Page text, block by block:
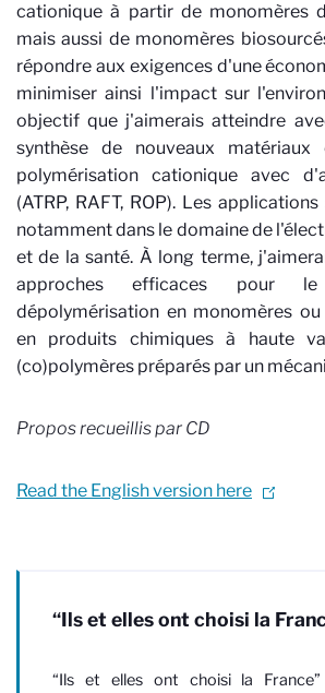
cationique à partir de monomères
mais aussi de monomères
répondre aux exigences d'une
minimiser ainsi l'impact sur
objectif que j'aimerais atteindre
synthèse de nouveaux
polymérisation cationique avec
(ATRP, RAFT, ROP). Les
notamment dans le domaine de
et de la santé. À long terme,
approches efficaces pour
dépolymérisation en monomères
en produits chimiques à haute
(co)polymères préparés par un
Propos recueillis par CD
Read the English version here
“Ils et elles ont choisi la
“Ils et elles ont choisi la